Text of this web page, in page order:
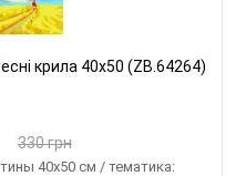
крила 40x50 (ZB.64264)
330 грн
40х50 см / тематика: